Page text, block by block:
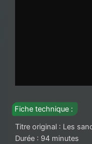
Fiche technique :
Titre original : Les
Durée : 94 minutes